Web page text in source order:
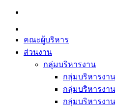
Skip
content
คณะผู้บริหาร
ส่วนงาน
กลุ่มบริหารงาน
กลุ่มบริหารงา
กลุ่มบริหารงา
กลุ่มบริหารงา